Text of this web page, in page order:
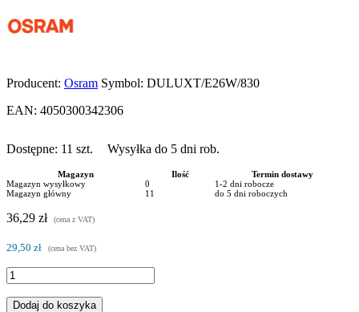
Producent: Osram Symbol: DULUXT/E26W/830
EAN: 4050300342306
Dostępne: 11 szt. Wysyłka do 5 dni rob.
Magazyn Ilość
Termin dostawy
Magazyn wysyłkowy
0
1-2 dni robocze
Magazyn główny
11 do 5 dni roboczych
36,29 zł (cena z VAT)
29,50 zł (cena bez VAT)
Dodaj do koszyka